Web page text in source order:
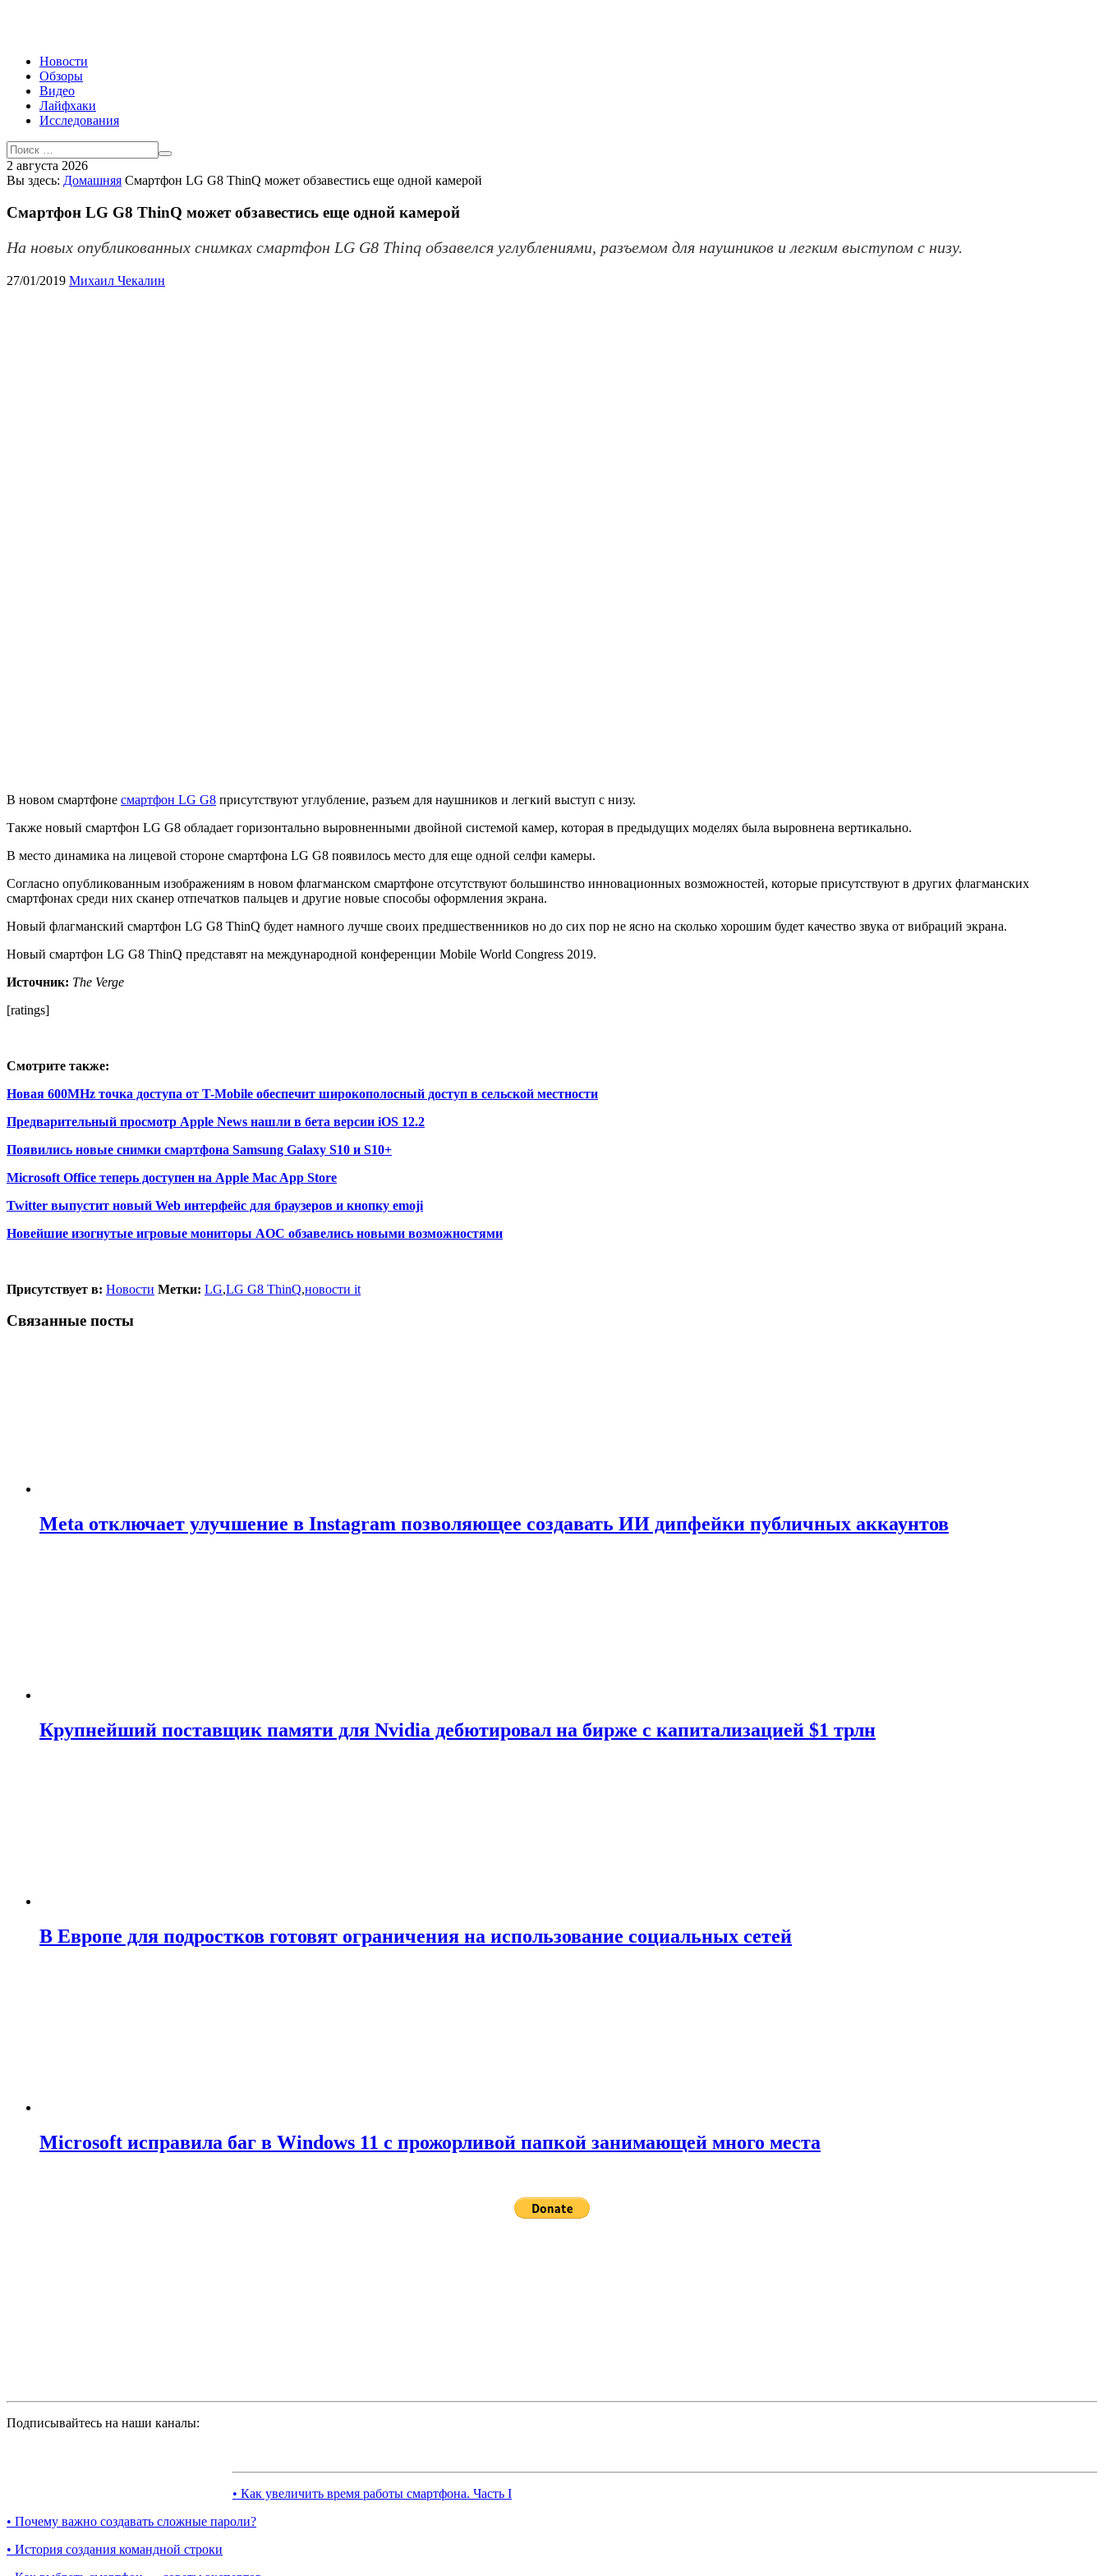
Новости
Обзоры
Видео
Лайфхаки
Исследования
2 августа 2026
Вы здесь: Домашняя Смартфон LG G8 ThinQ может обзавестись еще одной камерой
Смартфон LG G8 ThinQ может обзавестись еще одной камерой
На новых опубликованных снимках смартфон LG G8 Thinq обзавелся углублениями, разъемом для наушников и легким выступом с низу.
27/01/2019 Михаил Чекалин
В новом смартфоне смартфон LG G8 присутствуют углубление, разъем для наушников и легкий выступ с низу.
Также новый смартфон LG G8 обладает горизонтально выровненными двойной системой камер, которая в предыдущих моделях была выровнена вертикально.
В место динамика на лицевой стороне смартфона LG G8 появилось место для еще одной селфи камеры.
Согласно опубликованным изображениям в новом флагманском смартфоне отсутствуют большинство инновационных возможностей, которые присутствуют в других флагманских
смартфонах среди них сканер отпечатков пальцев и другие новые способы оформления экрана.
Новый флагманский смартфон LG G8 ThinQ будет намного лучше своих предшественников но до сих пор не ясно на сколько хорошим будет качество звука от вибраций экрана.
Новый смартфон LG G8 ThinQ представят на международной конференции Mobile World Congress 2019.
Источник: The Verge
[ratings]
Смотрите также:
Новая 600MHz точка доступа от T-Mobile обеспечит широкополосный доступ в сельской местности
Предварительный просмотр Apple News нашли в бета версии iOS 12.2
Появились новые снимки смартфона Samsung Galaxy S10 и S10+
Microsoft Office теперь доступен на Apple Mac App Store
Twitter выпустит новый Web интерфейс для браузеров и кнопку emoji
Новейшие изогнутые игровые мониторы AOC обзавелись новыми возможностями
Присутствует в: Новости Метки: LG,LG G8 ThinQ,новости it
Связанные посты
Meta отключает улучшение в Instagram позволяющее создавать ИИ дипфейки публичных аккаунтов
Крупнейший поставщик памяти для Nvidia дебютировал на бирже с капитализацией $1 трлн
В Европе для подростков готовят ограничения на использование социальных сетей
Microsoft исправила баг в Windows 11 с прожорливой папкой занимающей много места
Подписывайтесь на наши каналы:
• Как увеличить время работы смартфона. Часть I
• Почему важно создавать сложные пароли?
• История создания командной строки